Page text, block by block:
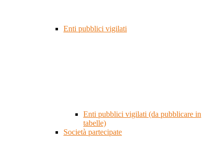
Enti pubblici vigilati
Enti pubblici vigilati (da pubblicare in
tabelle)
Società partecipate